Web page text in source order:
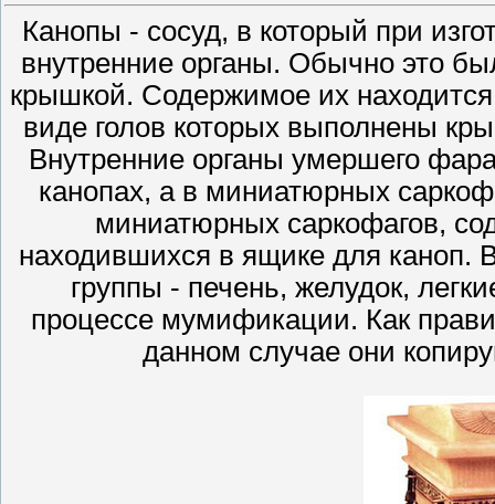
Канопы - сосуд, в который при
внутренние органы. Обычно это
крышкой. Содержимое их
виде голов которых выполнены
Внутренние органы умершего
канопах, а в миниатюрных
миниатюрных саркофагов,
находившихся в ящике для каноп.
группы - печень, желудок,
процессе мумификации. Как
данном случае они